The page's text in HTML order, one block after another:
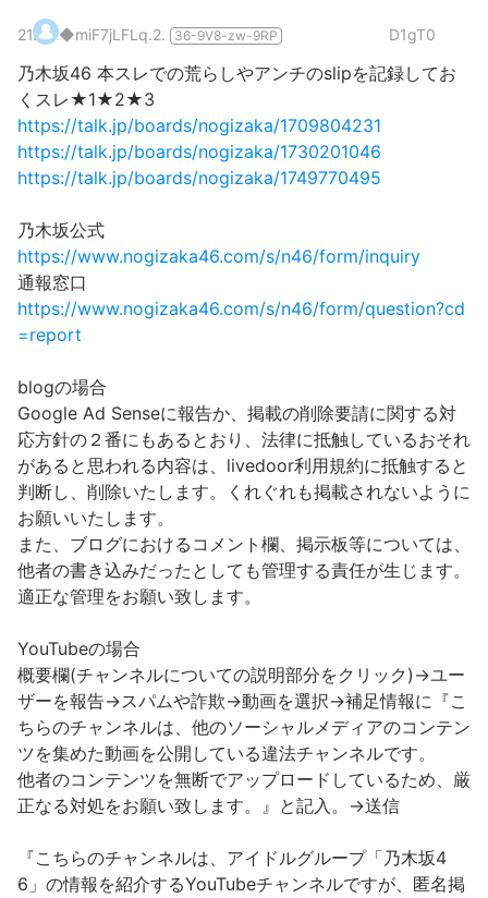
21. ◆miF7jLFLq.2. 36-9V8-zw-9RP D1gT0
乃木坂46 本スレでの荒らしやアンチのslipを記録してお
くスレ★1★2★3
https://talk.jp/boards/nogizaka/1709804231
https://talk.jp/boards/nogizaka/1730201046
https://talk.jp/boards/nogizaka/1749770495
乃木坂公式
https://www.nogizaka46.com/s/n46/form/inquiry
通報窓口
https://www.nogizaka46.com/s/n46/form/question?cd
=report
blogの場合
Google Ad Senseに報告か、掲載の削除要請に関する対
応方針の２番にもあるとおり、法律に抵触しているおそれ
があると思われる内容は、livedoor利用規約に抵触すると
判断し、削除いたします。くれぐれも掲載されないように
お願いいたします。
また、ブログにおけるコメント欄、掲示板等については、
他者の書き込みだったとしても管理する責任が生じます。
適正な管理をお願い致します。
YouTubeの場合
概要欄(チャンネルについての説明部分をクリック)→ユー
ザーを報告→スパムや詐欺→動画を選択→補足情報に『こ
ちらのチャンネルは、他のソーシャルメディアのコンテン
ツを集めた動画を公開している違法チャンネルです。
他者のコンテンツを無断でアップロードしているため、厳
正なる対処をお願い致します。』と記入。→送信
『こちらのチャンネルは、アイドルグループ「乃木坂4
6」の情報を紹介するYouTubeチャンネルですが、匿名掲